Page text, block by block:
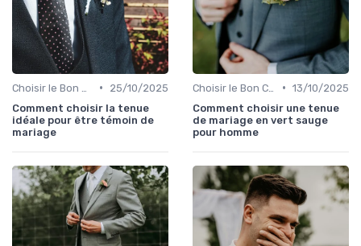
•
25/10/2025
Comment choisir la tenue
idéale pour être témoin de
mariage
• 13/10/2025
Comment choisir une tenue
de mariage en vert sauge
pour homme